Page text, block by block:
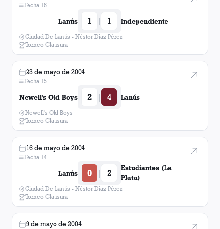
Fecha 16
Lanús 1 | 1 Independiente
Ciudad De Lanús - Néstor Diaz Pérez
Torneo Clausura
23 de mayo de 2004
Fecha 15
Newell's Old Boys 2 | 4 Lanús
Newell's Old Boys
Torneo Clausura
16 de mayo de 2004
Fecha 14
Lanús 0 | 2
Estudiantes (La
Plata)
Ciudad De Lanús - Néstor Diaz Pérez
Torneo Clausura
9 de mayo de 2004